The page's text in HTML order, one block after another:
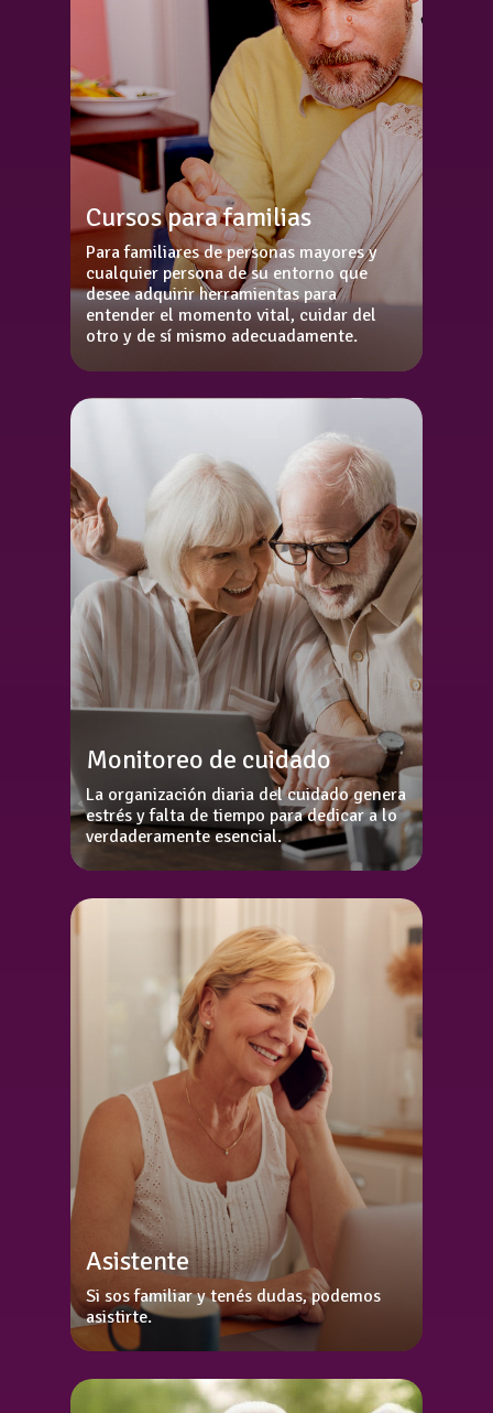
Cursos para familias
Para familiares de personas mayores y
cualquier persona de su entorno que
desee adquirir herramientas para
entender el momento vital, cuidar del
otro y de sí mismo adecuadamente.
Monitoreo de cuidado
La organización diaria del cuidado genera
estrés y falta de tiempo para dedicar a lo
verdaderamente esencial.
Asistente
Si sos familiar y tenés dudas, podemos
asistirte.